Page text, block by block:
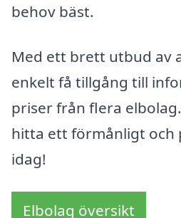
behov bäst.
Med ett brett utbud av
enkelt få tillgång till
priser från flera
hitta ett förmånligt och
idag!
Elbolag översikt